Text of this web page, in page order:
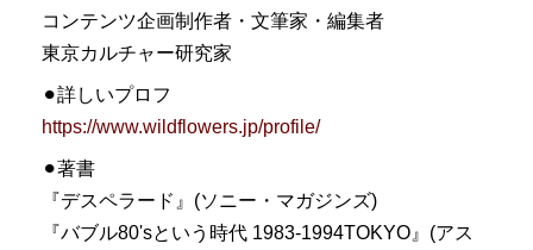
コンテンツ企画制作者・文筆家・編集者
東京カルチャー研究家
⚫︎詳しいプロフ
https://www.wildflowers.jp/profile/
⚫︎著書
『デスペラード』(ソニー・マガジンズ)
『バブル80'sという時代 1983-1994TOKYO』(アス